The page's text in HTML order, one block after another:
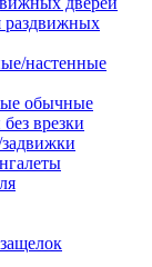
раздвижных
настенные
обычные
врезки